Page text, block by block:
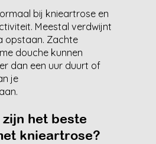
bij knieartrose en
Meestal verdwijnt
opstaan. Zachte
douche kunnen
dan een uur duurt of
je
het beste
knieartrose?